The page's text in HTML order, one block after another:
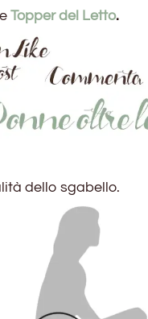
Topper del Letto.
dello sgabello.